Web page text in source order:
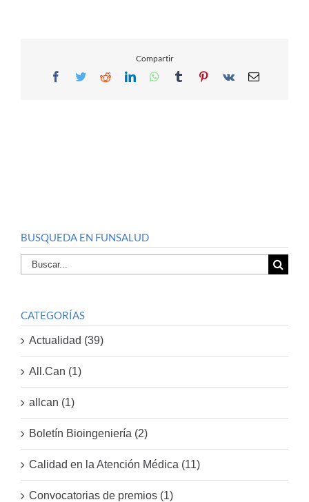
Compartir
Facebook
TwitterRedditLinkedInWhatsApp
TumblrPinterest
Vk Email
BUSQUEDA EN FUNSALUD
Buscar
por:
CATEGORÍAS
Actualidad (39)
All.Can (1)
allcan (1)
Boletín Bioingeniería (2)
Calidad en la Atención Médica (11)
Convocatorias de premios (1)